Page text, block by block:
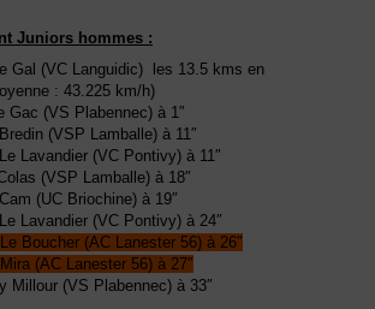
Juniors hommes :
Gal (VC Languidic) les 13.5 kms en
: 43.225 km/h)
Gac (VS Plabennec) à 1″
(VSP Lamballe) à 11″
Lavandier (VC Pontivy) à 11″
(VSP Lamballe) à 18″
(UC Briochine) à 19″
Lavandier (VC Pontivy) à 24″
Boucher (AC Lanester 56) à 26″
(AC Lanester 56) à 27″
Millour (VS Plabennec) à 33″